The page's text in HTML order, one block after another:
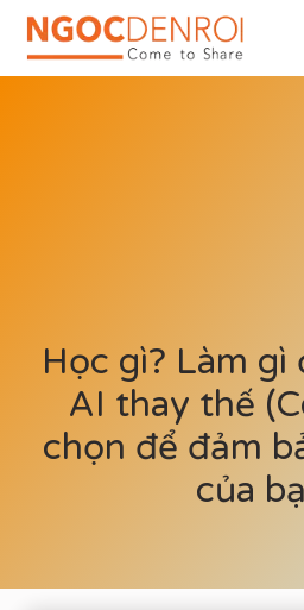
Học gì? Làm gì
AI thay thế
chọn để đảm
của